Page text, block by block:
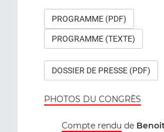
PROGRAMME (PDF)
PROGRAMME (TEXTE)
DOSSIER DE PRESSE (PDF)
PHOTOS DU CONGRÈS
Compte rendu de